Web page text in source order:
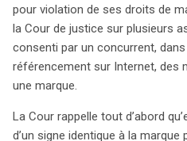
pour violation de ses droits de
la Cour de justice sur plusieurs
consenti par un concurrent, dans
référencement sur Internet, des
une marque.
La Cour rappelle tout d’abord
d’un signe identique à la